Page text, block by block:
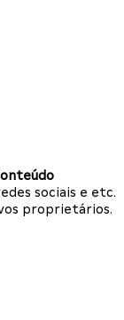
sociais e etc.
proprietários.